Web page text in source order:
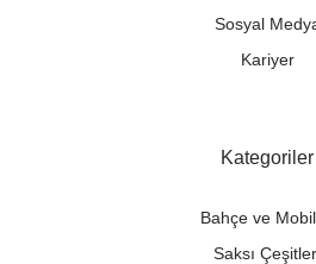
Sosyal
Kariyer
Kategoriler
Bahçe ve
Saksı